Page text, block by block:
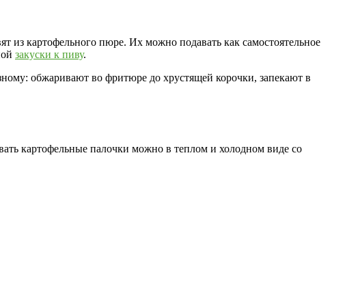
из картофельного пюре. Их можно подавать как самостоятельное
закуски к пиву.
обжаривают во фритюре до хрустящей корочки, запекают в
картофельные палочки можно в теплом и холодном виде со